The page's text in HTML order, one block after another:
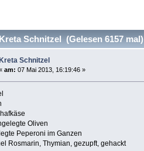
Schnitzel (Gelesen 6157 mal)
Kreta Schnitzel
am: 07 Mai 2013, 16:19:46 »
Oliven
Peperoni im Ganzen
Rosmarin, Thymian, gezupft, gehackt